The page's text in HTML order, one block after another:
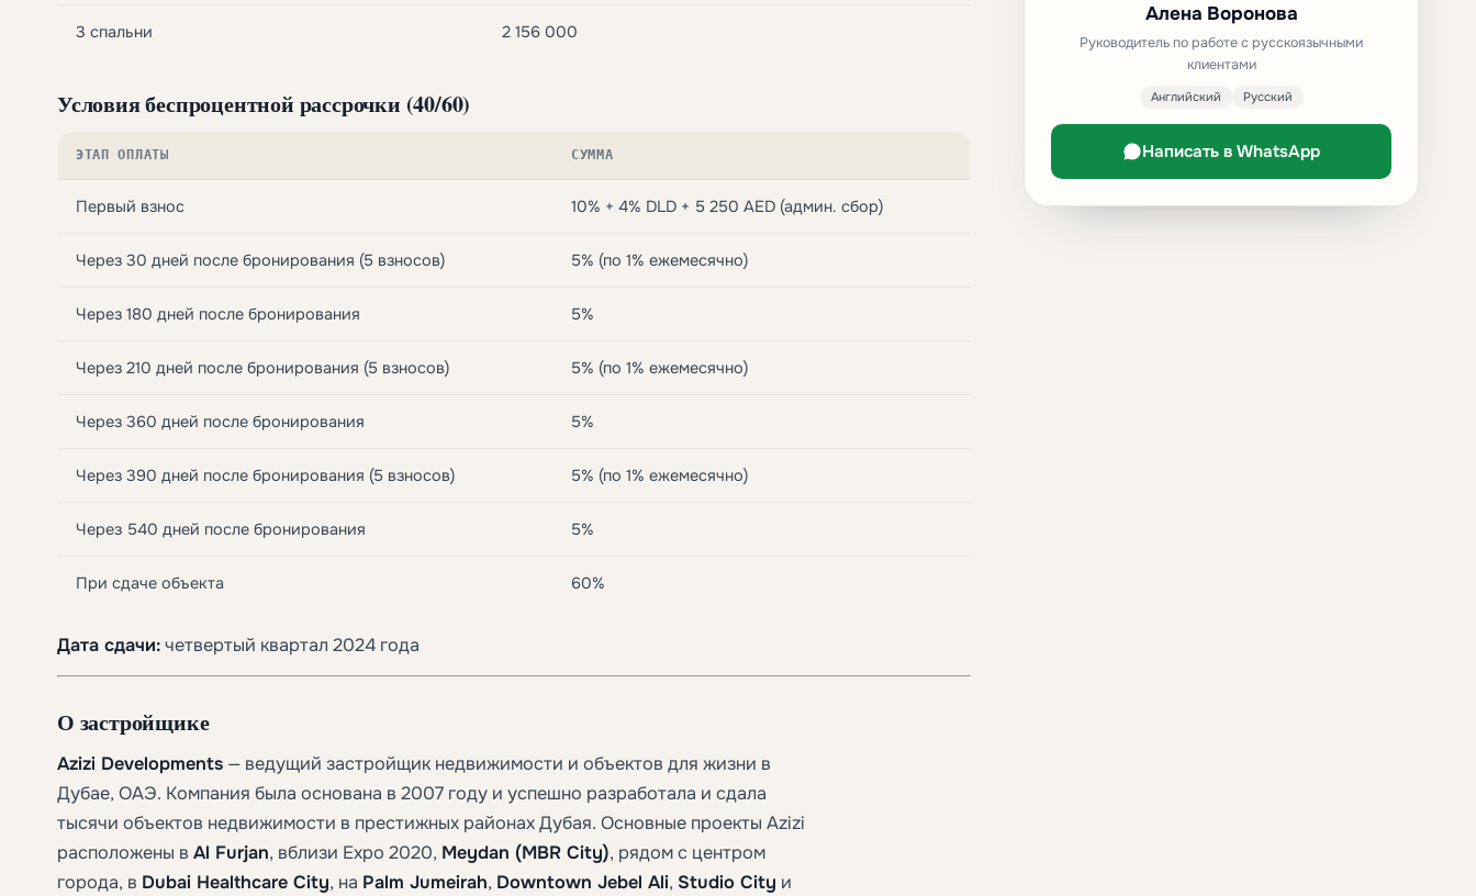
3 спальни 2 156 000
Условия беспроцентной рассрочки (40/60)
ЭТАП ОПЛАТЫ СУММА
Первый взнос 10% + 4% DLD + 5 250 AED (админ. сбор)
Через 30 дней после бронирования (5 взносов) 5% (по 1% ежемесячно)
Через 180 дней после бронирования 5%
Через 210 дней после бронирования (5 взносов) 5% (по 1% ежемесячно)
Через 360 дней после бронирования 5%
Через 390 дней после бронирования (5 взносов) 5% (по 1% ежемесячно)
Через 540 дней после бронирования 5%
При сдаче объекта 60%
Дата сдачи:четвертый квартал 2024 года
О застройщике
Azizi Developments — ведущий застройщик недвижимости и объектов для жизни в
Дубае, ОАЭ. Компания была основана в 2007 году и успешно разработала и сдала
тысячи объектов недвижимости в престижных районах Дубая. Основные проекты Azizi
расположены в Al Furjan, вблизи Expo 2020, Meydan (MBR City), рядом с центром
города, в Dubai Healthcare City, на Palm Jumeirah, Downtown Jebel Ali, Studio City и
Алена Воронова
Руководитель по работе с русскоязычными
клиентами
Английский Русский
Написать в WhatsApp